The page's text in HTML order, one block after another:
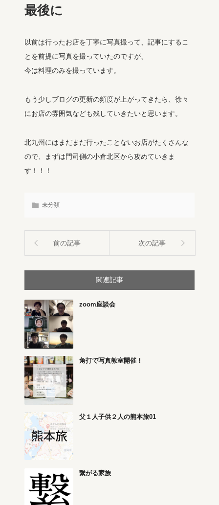
最後に
以前は行ったお店を丁寧に写真撮って、記事にするこ
とを前提に写真を撮っていたのですが、
今は料理のみを撮っています。
もう少しブログの更新の頻度が上がってきたら、徐々
にお店の雰囲気なども残していきたいと思います。
北九州にはまだまだ行ったことないお店がたくさんな
ので、まずは門司側の小倉北区から攻めていきま
す！！！
未分類
前の記事 次の記事
関連記事
zoom座談会
角打で写真教室開催！
父１人子供２人の熊本旅01
繋がる家族